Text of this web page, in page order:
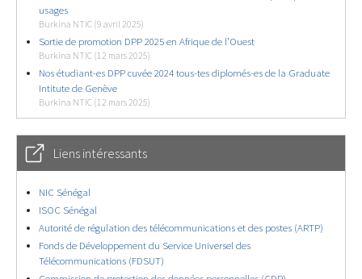
usages
Burkina NTIC (9 avril 2025)
Sortie de promotion DPP 2025 en Afrique de l’Ouest
Burkina NTIC (12 mars 2025)
Nos étudiant-es DPP cuvée 2024 tous-tes diplomés-es de la Graduate
Intitute de Genève
Burkina NTIC (12 mars 2025)
Liens intéressants
NIC Sénégal
ISOC Sénégal
Autorité de régulation des télécommunications et des postes (ARTP)
Fonds de Développement du Service Universel des
Télécommunications (FDSUT)